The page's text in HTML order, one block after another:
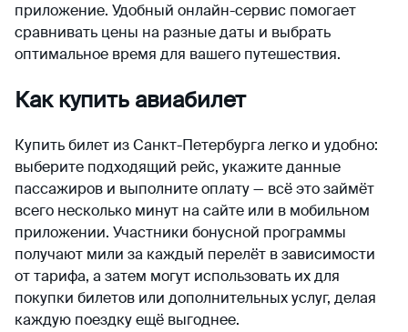
приложение. Удобный онлайн-сервис помогает
сравнивать цены на разные даты и выбрать
оптимальное время для вашего путешествия.
Как купить авиабилет
Купить билет из Санкт-Петербурга легко и удобно:
выберите подходящий рейс, укажите данные
пассажиров и выполните оплату — всё это займёт
всего несколько минут на сайте или в мобильном
приложении. Участники бонусной программы
получают мили за каждый перелёт в зависимости
от тарифа, а затем могут использовать их для
покупки билетов или дополнительных услуг, делая
каждую поездку ещё выгоднее.